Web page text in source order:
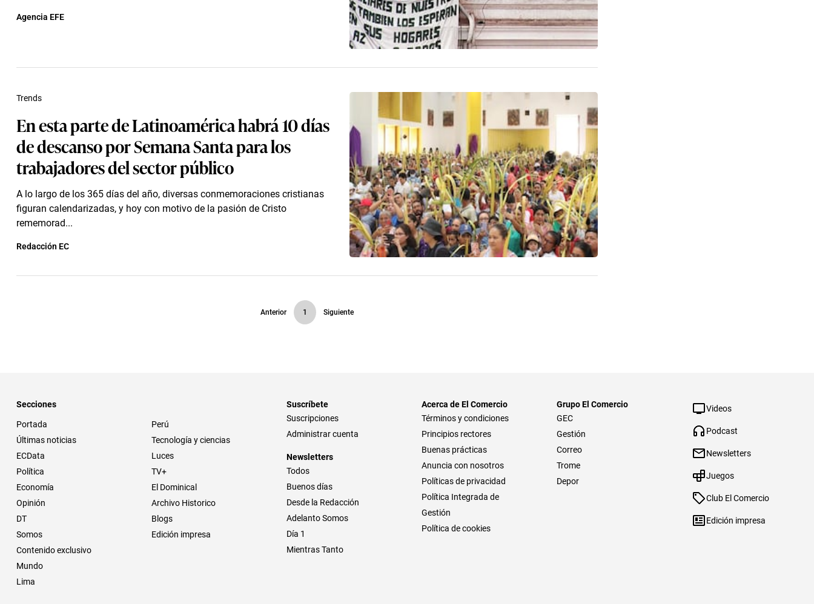
Agencia EFE
En esta parte de Latinoamérica habrá 10 días
de descanso por Semana Santa para los
trabajadores del sector público
A lo largo de los 365 días del año, diversas conmemoraciones cristianas
figuran calendarizadas, y hoy con motivo de la pasión de Cristo
rememorad...
Trends
Redacción EC
Anterior 1 Siguiente
Secciones
Portada
Últimas noticias
ECData
Política
Economía
Opinión
DT
Somos
Contenido exclusivo
Mundo
Lima
Perú
Tecnología y ciencias
Luces
TV+
El Dominical
Archivo Historico
Blogs
Edición impresa
Suscríbete
Suscripciones
Administrar cuenta
Newsletters
Todos
Buenos días
Desde la Redacción
Adelanto Somos
Día 1
Mientras Tanto
Acerca de El Comercio
Términos y condiciones
Principios rectores
Buenas prácticas
Anuncia con nosotros
Políticas de privacidad
Política Integrada de
Gestión
Política de cookies
Grupo El Comercio
GEC
Gestión
Correo
Trome
Depor
Videos
Podcast
Newsletters
Juegos
Club El Comercio
Edición impresa